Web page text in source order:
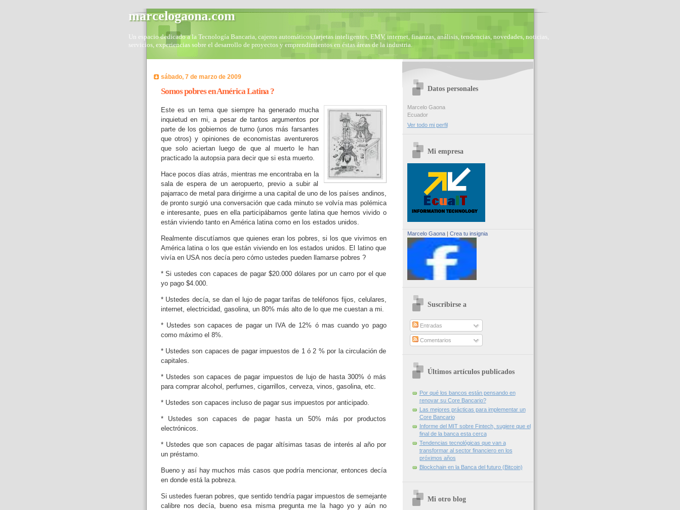
marcelogaona.com
Un espacio dedicado a la Tecnología Bancaria, cajeros automáticos,tarjetas inteligentes, EMV, internet, finanzas, análisis, tendencias, novedades, noticias,
servicios, experiencias sobre el desarrollo de proyectos y emprendimientos en éstas áreas de la industria.
sábado, 7 de marzo de 2009
Somos pobres en América Latina ?
Este es un tema que siempre ha generado mucha
inquietud en mi, a pesar de tantos argumentos por
parte de los gobiernos de turno (unos más farsantes
que otros) y opiniones de economistas aventureros
que solo aciertan luego de que al muerto le han
practicado la autopsia para decir que si esta muerto.
Hace pocos días atrás, mientras me encontraba en la
sala de espera de un aeropuerto, previo a subir al
pajarraco de metal para dirigirme a una capital de uno de los países andinos,
de pronto surgió una conversación que cada minuto se volvía mas polémica
e interesante, pues en ella participábamos gente latina que hemos vivido o
están viviendo tanto en América latina como en los estados unidos.
Realmente discutíamos que quienes eran los pobres, si los que vivimos en
América latina o los que están viviendo en los estados unidos. El latino que
vivía en USA nos decía pero cómo ustedes pueden llamarse pobres ?
* Si ustedes con capaces de pagar $20.000 dólares por un carro por el que
yo pago $4.000.
* Ustedes decía, se dan el lujo de pagar tarifas de teléfonos fijos, celulares,
internet, electricidad, gasolina, un 80% más alto de lo que me cuestan a mi.
* Ustedes son capaces de pagar un IVA de 12% ó mas cuando yo pago
como máximo el 8%.
* Ustedes son capaces de pagar impuestos de 1 ó 2 % por la circulación de
capitales.
* Ustedes son capaces de pagar impuestos de lujo de hasta 300% ó más
para comprar alcohol, perfumes, cigarrillos, cerveza, vinos, gasolina, etc.
* Ustedes son capaces incluso de pagar sus impuestos por anticipado.
* Ustedes son capaces de pagar hasta un 50% más por productos
electrónicos.
* Ustedes que son capaces de pagar altísimas tasas de interés al año por
un préstamo.
Bueno y así hay muchos más casos que podría mencionar, entonces decía
en donde está la pobreza.
Si ustedes fueran pobres, que sentido tendría pagar impuestos de semejante
calibre nos decía, bueno esa misma pregunta me la hago yo y aún no
Datos personales
Marcelo Gaona
Ecuador
Ver todo mi perfil
Mi empresa
Marcelo Gaona| Crea tu insignia
Suscribirse a
Entradas
Comentarios
Últimos artículos publicados
Por qué los bancos están pensando en
renovar su Core Bancario?
Las mejores prácticas para implementar un
Core Bancario
Informe del MIT sobre Fintech, sugiere que el
final de la banca esta cerca
Tendencias tecnológicas que van a
transformar al sector financiero en los
próximos años
Blockchain en la Banca del futuro (Bitcoin)
Mi otro blog